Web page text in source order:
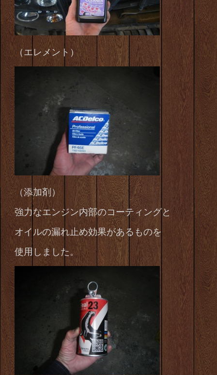
（エレメント）
（添加剤）
強力なエンジン内部のコーティングと
オイルの漏れ止め効果があるものを
使用しました。